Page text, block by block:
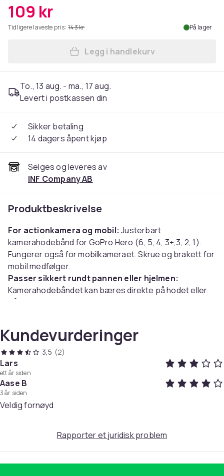
109 kr
Tidligere laveste pris: 143 kr På lager
Legg Pannebånd for
Legg i handlekurv
To., 13 aug. - ma., 17 aug.
Levert i postkassen din
Sikker betaling
14 dagers åpent kjøp
Selges og leveres av
INF Company AB
Produktbeskrivelse
For actionkamera og mobil: Justerbart
kamerahodebånd for GoPro Hero (6, 5, 4, 3+,3, 2, 1).
Fungerer også for mobilkameraet. Skrue og brakett for
mobil medfølger.
Passer sikkert rundt pannen eller hjelmen:
Kamerahodebåndet kan bæres direkte på hodet eller
på hjelmen. Mykt, lett materiale som er sklisikkert
pannebåndet til din individuelle størrelse og avhengig
av om du bruker hjelm eller ikke.
Spesifikasjoner:
Farge: Sort
Vekt: 71 g
Dimensjoner: 17 cm x 11 cm x 2,0 cm (justerbar)
Pakken inkluderer:
Kundevurderinger
3,5 (2)
Lars
ett år siden
Aase B
3 år siden
Veldig fornøyd
Rapporter et juridisk problem